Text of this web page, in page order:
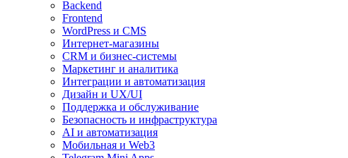
Backend
Frontend
WordPress и CMS
Интернет-магазины
CRM и бизнес-системы
Маркетинг и аналитика
Интеграции и автоматизация
Дизайн и UX/UI
Поддержка и обслуживание
Безопасность и инфраструктура
AI и автоматизация
Мобильная и Web3